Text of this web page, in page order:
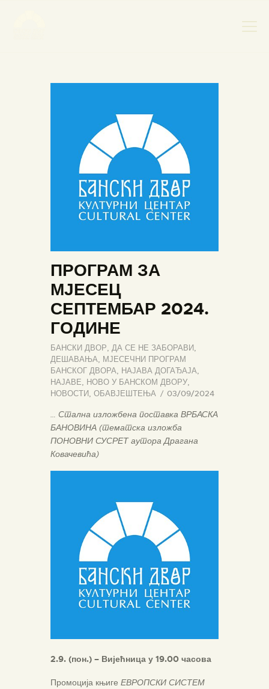
НАЈАВА ДОГАЂАЈА
БАНСКИ ДВОР
ФОТОГРАФИЈЕ
ВИДЕО
КОНТАКТ
ПРОГРАМ ЗА
МЈЕСЕЦ
СЕПТЕМБАР 2024.
ГОДИНЕ
БАНСКИ ДВОР, ДА СЕ НЕ ЗАБОРАВИ,
ДЕШАВАЊА, МЈЕСЕЧНИ ПРОГРАМ
БАНСКОГ ДВОРА, НАЈАВА ДОГАЂАЈА,
НАЈАВЕ, НОВО У БАНСКОМ ДВОРУ,
НОВОСТИ, ОБАВЈЕШТЕЊА 03/09/2024
… Стална изложбена поставка ВРБАСКА
БАНОВИНА (тематска изложба
ПОНОВНИ СУСРЕТ аутора Драгана
Ковачевића)
2.9. (пон.) – Вијећница у 19.00 часова
Промоција књиге ЕВРОПСКИ СИСТЕМ